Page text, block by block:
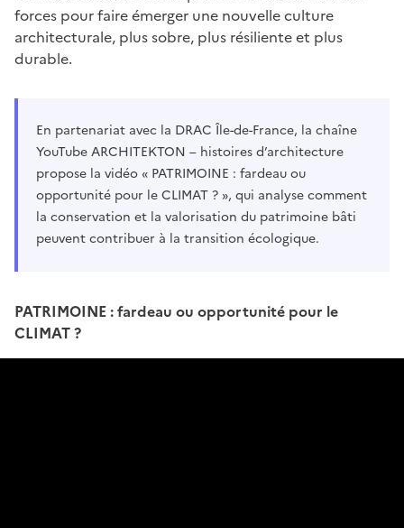
forces pour faire émerger une nouvelle culture
architecturale, plus sobre, plus résiliente et plus
durable.
En partenariat avec la DRAC Île-de-France, la chaîne
YouTube ARCHITEKTON – histoires d’architecture
propose la vidéo « PATRIMOINE : fardeau ou
opportunité pour le CLIMAT ? », qui analyse comment
la conservation et la valorisation du patrimoine bâti
peuvent contribuer à la transition écologique.
PATRIMOINE : fardeau ou opportunité pour le
CLIMAT ?